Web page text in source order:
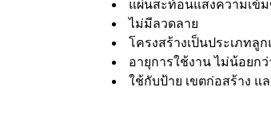
แผ่นสะท้อนแสงความเข้
ไม่มีลวดลาย
โครงสร้างเป็นประเภทลู
อายุการใช้งาน ไม่น้อยกว่
ใช้กับป้าย เขตก่อสร้าง แ